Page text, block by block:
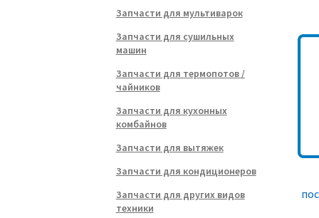
Запчасти для мультиварок
Запчасти для сушильных
машин
Запчасти для термопотов /
чайников
Запчасти для кухонных
комбайнов
Запчасти для вытяжек
Запчасти для кондиционеров
Запчасти для других видов
техники